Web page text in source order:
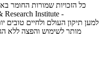
Research Institute -
מותר לשימוש והפצה ללא